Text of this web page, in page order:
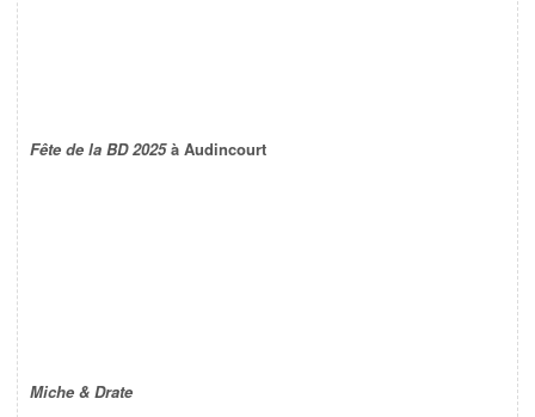
Fête de la BD 2025à Audincourt
Miche & Drate